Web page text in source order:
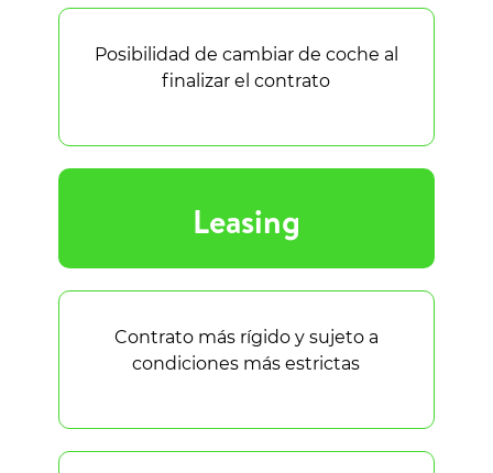
Leasing
Contrato más rígido y sujeto a
condiciones más estrictas
Posibilidad de cambiar de coche al
finalizar el contrato